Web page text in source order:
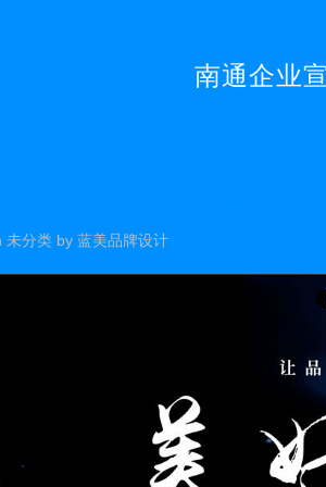
南通企业
未分类 by 蓝美品牌设计